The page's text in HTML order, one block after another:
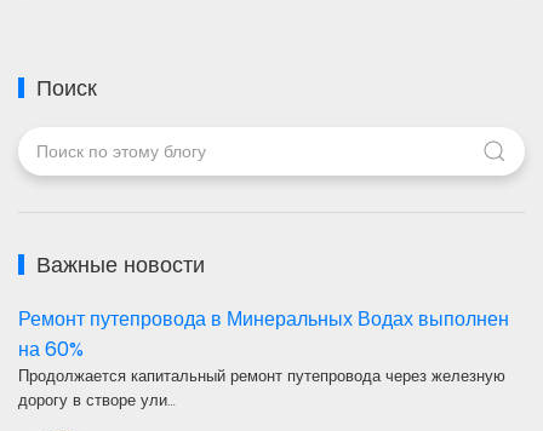
Поиск
Важные новости
Ремонт путепровода в Минеральных Водах выполнен
на 60%
Продолжается капитальный ремонт путепровода через железную
дорогу в створе ули…